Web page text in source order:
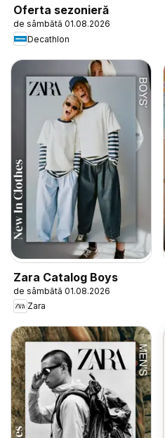
Oferta sezonieră
de sâmbătă 01.08.2026
Decathlon
Zara Catalog Boys
de sâmbătă 01.08.2026
Zara